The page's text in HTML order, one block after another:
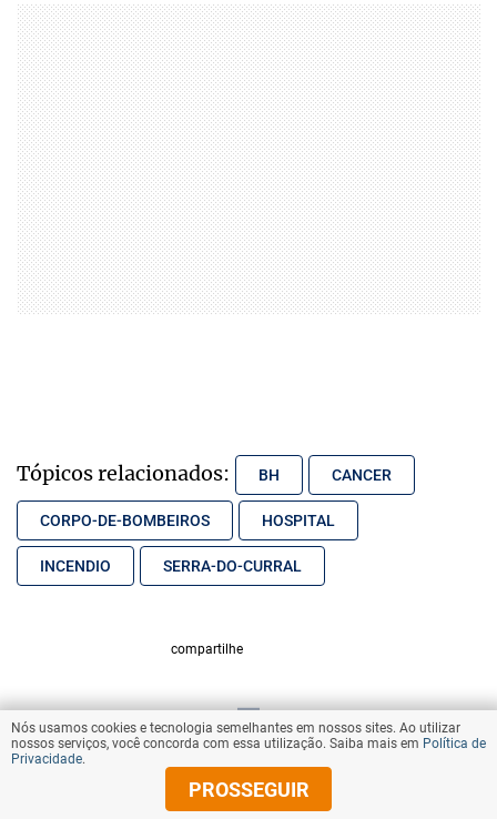
Tópicos relacionados: BH CANCER
CORPO-DE-BOMBEIROS HOSPITAL
INCENDIO SERRA-DO-CURRAL
compartilhe
VOLTAR AO TOPO
© Copyright 2025 Diários Associados
Nós usamos cookies e tecnologia semelhantes em nossos sites. Ao utilizar
nossos serviços, você concorda com essa utilização. Saiba mais em Política de
Privacidade.
PROSSEGUIR